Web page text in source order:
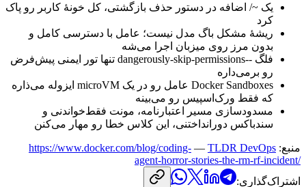
یک ~/ اضافه در دستور حذف بازگشتی، کل خونهٔ کاربر رو پاک
کرد
ریشهٔ مشکل باگ مدل نیست؛ عامل با دسترسی کامل و
بدون مرز روی میزبان اجرا
می‌شه
فلگ --
dangerously-skip-permissions تنها تور ایمنی پیش‌فرض
رو برمی‌داره
Docker Sandboxes عامل رو در یک microVM ایزوله می‌ذاره
که فقط ورک‌اسپیس رو می‌بینه
مسدودسازی مسیر اعتبارنامه، مونت فقط‌خواندنی و
سندباکس دورانداختنی، این کلاس خطا رو مهار می‌کنن
منبع: TLDR DevOps
—
https://www.docker.com/blog/coding-
agent-horror-stories-the-rm-rf-incident/
اشتراک‌گذاری: